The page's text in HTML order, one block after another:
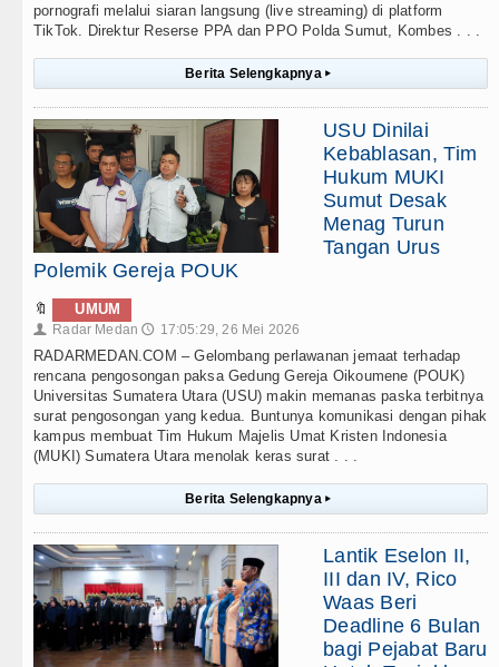
pornografi melalui siaran langsung (live streaming) di platform
TikTok. Direktur Reserse PPA dan PPO Polda Sumut, Kombes . . .
Berita Selengkapnya ▸
USU Dinilai
Kebablasan, Tim
Hukum MUKI
Sumut Desak
Menag Turun
Tangan Urus
Polemik Gereja POUK
🔖 UMUM
👤 Radar Medan 🕔 17:05:29, 26 Mei 2026
RADARMEDAN.COM – Gelombang perlawanan jemaat terhadap
rencana pengosongan paksa Gedung Gereja Oikoumene (POUK)
Universitas Sumatera Utara (USU) makin memanas paska terbitnya
surat pengosongan yang kedua. Buntunya komunikasi dengan pihak
kampus membuat Tim Hukum Majelis Umat Kristen Indonesia
(MUKI) Sumatera Utara menolak keras surat . . .
Berita Selengkapnya ▸
Lantik Eselon II,
III dan IV, Rico
Waas Beri
Deadline 6 Bulan
bagi Pejabat Baru